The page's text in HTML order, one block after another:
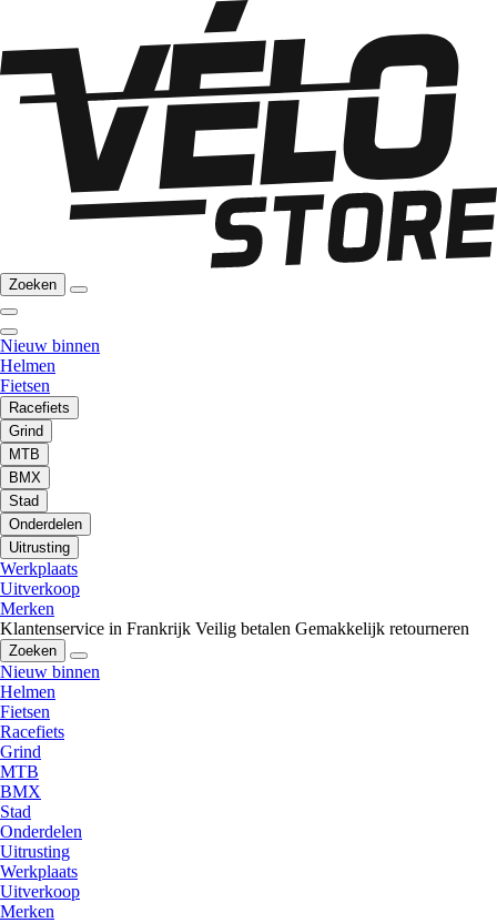
Zoeken
Nieuw binnen
Helmen
Fietsen
Racefiets
Grind
MTB
BMX
Stad
Onderdelen
Uitrusting
Werkplaats
Uitverkoop
Merken
Klantenservice in Frankrijk Veilig betalen Gemakkelijk retourneren
Zoeken
Nieuw binnen
Helmen
Fietsen
Racefiets
Grind
MTB
BMX
Stad
Onderdelen
Uitrusting
Werkplaats
Uitverkoop
Merken